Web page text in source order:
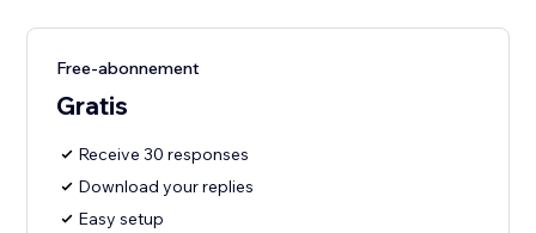
Free-abonnement
Gratis
Receive 30 responses
Download your replies
Easy setup